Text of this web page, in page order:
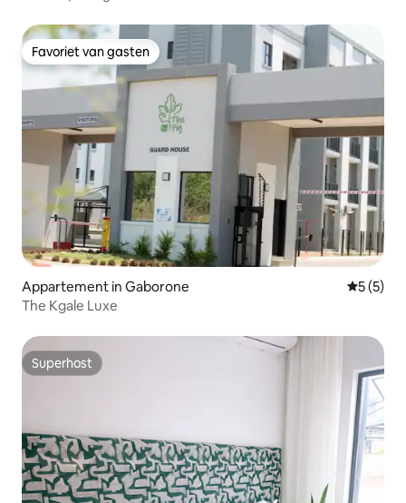
Favoriet van gasten
Favoriet van gasten
Appartement in Gaborone
5 (5)
The Kgale Luxe
Superhost
Superhost